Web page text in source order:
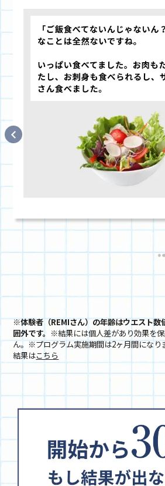
※体験者（REMIさん）の年齢はウエスト数
囲外です。 ※結果には個人差があり効果を
ん。※プログラム実施期間は2ヶ月間になり
結果はこちら